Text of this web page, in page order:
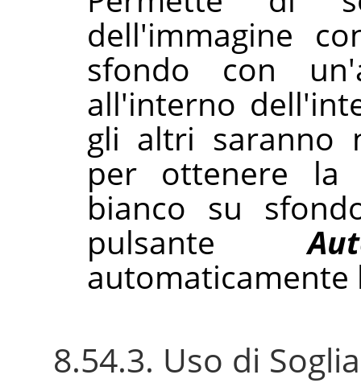
dell'immagine
sfondo con
all'interno
gli altri saranno
per ottenere la
bianco su
pulsante
automaticamente
8.54.3. Uso di